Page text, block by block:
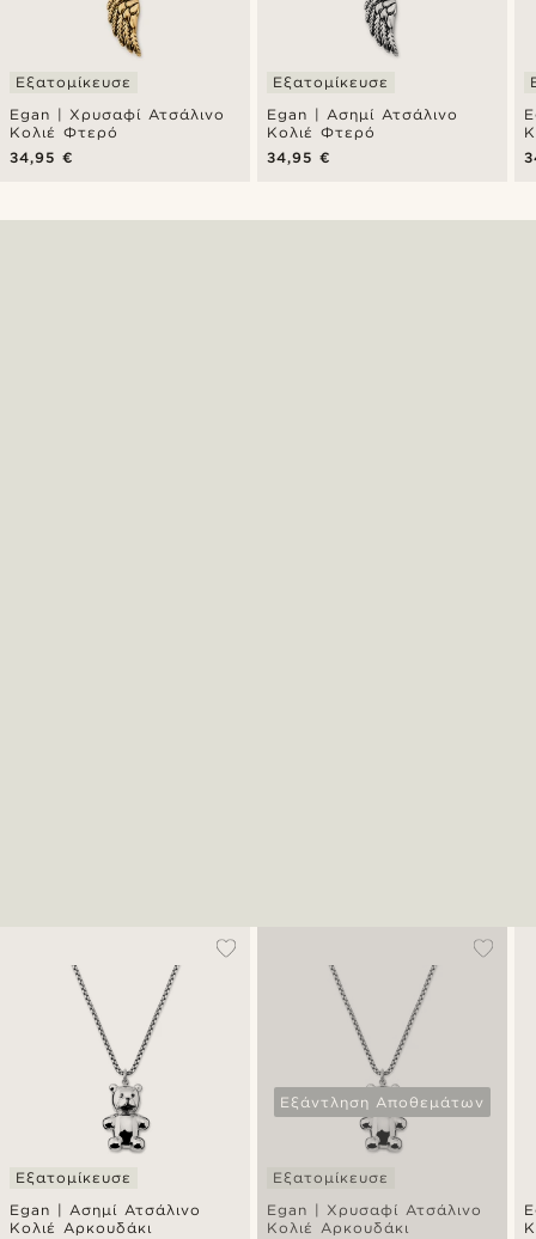
Egan | Χρυσαφί Ατσάλινο
Κολιέ Φτερό
Εξατομίκευσε
34,95 €
Egan | Ασημί Ατσάλινο
Κολιέ Φτερό
Εξατομίκευσε
34,95 €
Egan | Ασημί Ατσάλινο
Κολιέ Αρκουδάκι
Εξατομίκευσε
Εξάντληση Αποθεμάτων
Egan | Χρυσαφί Ατσάλινο
Κολιέ Αρκουδάκι
Εξατομίκευσε